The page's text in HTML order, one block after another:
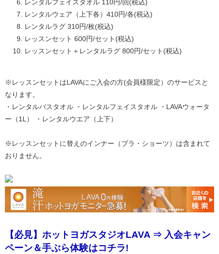
レンタルフェイスタオル 110円/回(税込)
レンタルウェア（上下各）410円/各(税込)
レンタルラグ 310円/枚(税込)
レッスンセット 600円/セット(税込)
レッスンセット＋レンタルラグ 800円/セット(税込)
※レッスンセットはLAVAにご入会の方(会員様限定）のサービスと
なります。
・レンタルバスタオル ・レンタルフェイスタオル ・LAVAウォータ
ー（1L） ・レンタルウエア（上下）
※レッスンセットに替えのインナー（ブラ・ショーツ）は含まれて
おりません。
【必見】ホットヨガスタジオLAVA ⇒ 入会キャン
ペーン＆手ぶら体験はコチラ!